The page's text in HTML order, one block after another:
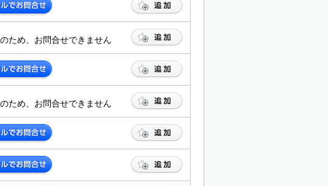
ため、お問合せできません
ため、お問合せできません